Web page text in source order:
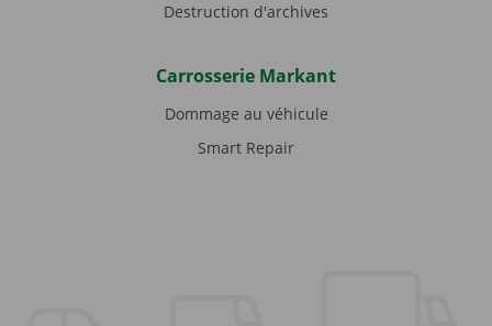
Destruction d'archives
Carrosserie Markant
Dommage au véhicule
Smart Repair